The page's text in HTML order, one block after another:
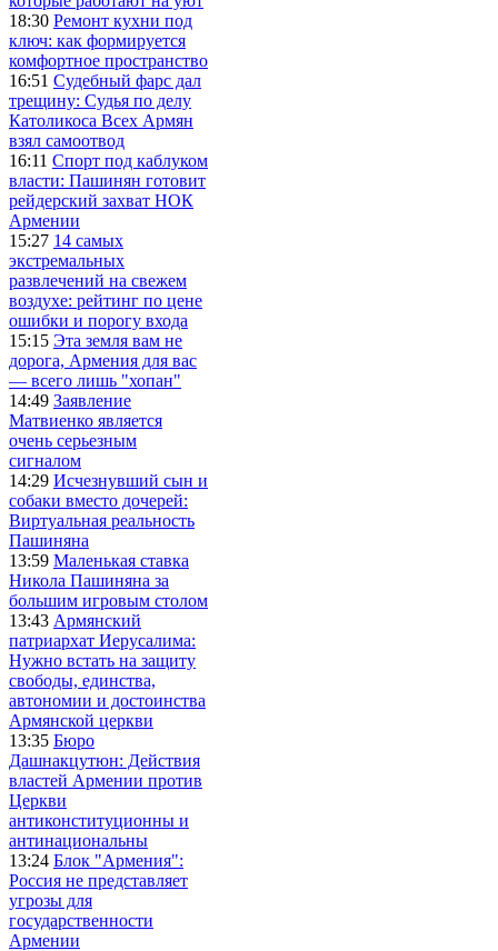
18:30 Ремонт кухни под
ключ: как формируется
комфортное пространство
16:51 Судебный фарс дал
трещину: Судья по делу
Католикоса Всех Армян
взял самоотвод
16:11 Спорт под каблуком
власти: Пашинян готовит
рейдерский захват НОК
Армении
15:27 14 самых
экстремальных
развлечений на свежем
воздухе: рейтинг по цене
ошибки и порогу входа
15:15 Эта земля вам не
дорога, Армения для вас
— всего лишь "хопан"
14:49 Заявление
Матвиенко является
очень серьезным
сигналом
14:29 Исчезнувший сын и
собаки вместо дочерей:
Виртуальная реальность
Пашиняна
13:59 Маленькая ставка
Никола Пашиняна за
большим игровым столом
13:43 Армянский
патриархат Иерусалима:
Нужно встать на защиту
свободы, единства,
автономии и достоинства
Армянской церкви
13:35 Бюро
Дашнакцутюн: Действия
властей Армении против
Церкви
антиконституционны и
антинациональны
13:24 Блок "Армения":
Россия не представляет
угрозы для
государственности
Армении